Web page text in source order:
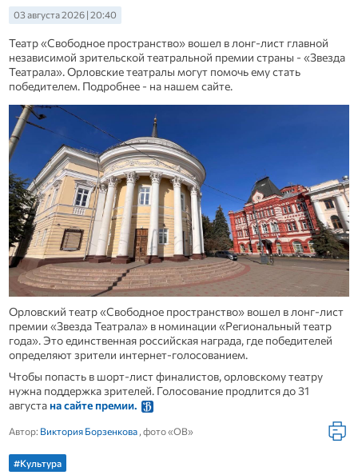
03 августа 2026 | 20:40
Театр «Свободное пространство» вошел в лонг-лист главной
независимой зрительской театральной премии страны - «Звезда
Театрала». Орловские театралы могут помочь ему стать
победителем. Подробнее - на нашем сайте.
Орловский театр «Свободное пространство» вошел в лонг-лист
премии «Звезда Театрала» в номинации «Региональный театр
года». Это единственная российская награда, где победителей
определяют зрители интернет-голосованием.
Чтобы попасть в шорт-лист финалистов, орловскому театру
нужна поддержка зрителей. Голосование продлится до 31
августана сайте премии.
Автор: Виктория Борзенкова, фото «ОВ»
#Культура